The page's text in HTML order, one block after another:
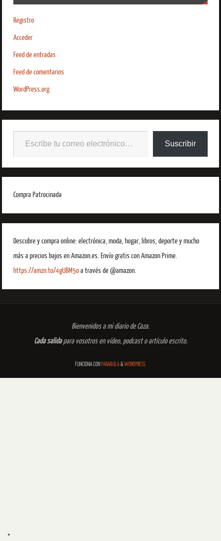
Registro
Acceder
Feed de entradas
Feed de comentarios
WordPress.org
Suscribir
Compra Patrocinada
Descubre y compra online: electrónica, moda, hogar, libros, deporte y mucho
más a precios bajos en Amazon.es. Envío gratis con Amazon Prime.
https://amzn.to/4gUBM5oa través de @amazon.
Bienvenidos a mi diario de Caza.
Cada salidapara vosotros en vídeo, podcast o artículo escrito.
FUNCIONA CON PARABOLA&WORDPRESS.